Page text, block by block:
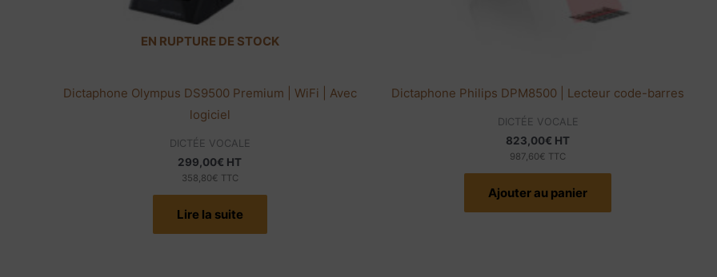
EN RUPTURE DE STOCK
Dictaphone Olympus DS9500 Premium | WiFi | Avec
logiciel
DICTÉE VOCALE
299,00€ HT
358,80€ TTC
Lire la suite
Dictaphone Philips DPM8500 | Lecteur code-barres
DICTÉE VOCALE
823,00€ HT
987,60€ TTC
Ajouter au panier